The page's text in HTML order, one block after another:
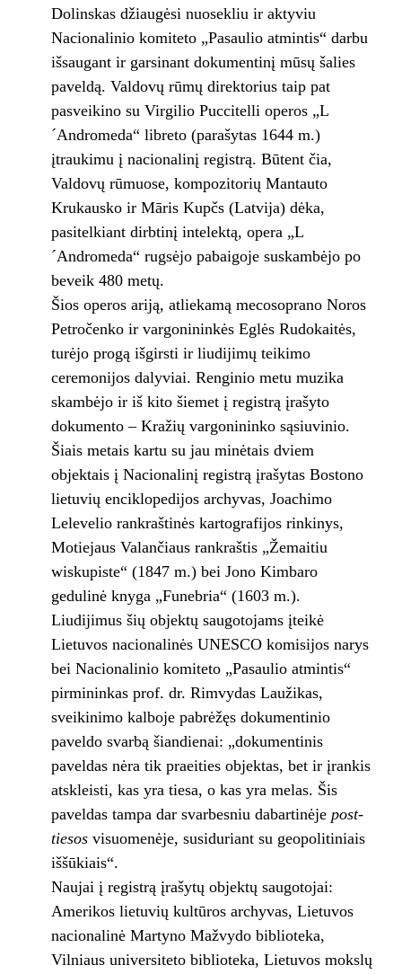
Dolinskas džiaugėsi nuosekliu ir aktyviu
Nacionalinio komiteto „Pasaulio atmintis“ darbu
išsaugant ir garsinant dokumentinį mūsų šalies
paveldą. Valdovų rūmų direktorius taip pat
pasveikino su Virgilio Puccitelli operos „L
´Andromeda“ libreto (parašytas 1644 m.)
įtraukimu į nacionalinį registrą. Būtent čia,
Valdovų rūmuose, kompozitorių Mantauto
Krukausko ir Māris Kupčs (Latvija) dėka,
pasitelkiant dirbtinį intelektą, opera „L
´Andromeda“ rugsėjo pabaigoje suskambėjo po
beveik 480 metų.
Šios operos ariją, atliekamą mecosoprano Noros
Petročenko ir vargonininkės Eglės Rudokaitės,
turėjo progą išgirsti ir liudijimų teikimo
ceremonijos dalyviai. Renginio metu muzika
skambėjo ir iš kito šiemet į registrą įrašyto
dokumento – Kražių vargonininko sąsiuvinio.
Šiais metais kartu su jau minėtais dviem
objektais į Nacionalinį registrą įrašytas Bostono
lietuvių enciklopedijos archyvas, Joachimo
Lelevelio rankraštinės kartografijos rinkinys,
Motiejaus Valančiaus rankraštis „Žemaitiu
wiskupiste“ (1847 m.) bei Jono Kimbaro
gedulinė knyga „Funebria“ (1603 m.).
Liudijimus šių objektų saugotojams įteikė
Lietuvos nacionalinės UNESCO komisijos narys
bei Nacionalinio komiteto „Pasaulio atmintis“
pirmininkas prof. dr. Rimvydas Laužikas,
sveikinimo kalboje pabrėžęs dokumentinio
paveldo svarbą šiandienai: „dokumentinis
paveldas nėra tik praeities objektas, bet ir įrankis
atskleisti, kas yra tiesa, o kas yra melas. Šis
paveldas tampa dar svarbesniu dabartinėje post-
tiesosvisuomenėje, susiduriant su geopolitiniais
iššūkiais“.
Naujai į registrą įrašytų objektų saugotojai:
Amerikos lietuvių kultūros archyvas, Lietuvos
nacionalinė Martyno Mažvydo biblioteka,
Vilniaus universiteto biblioteka, Lietuvos mokslų